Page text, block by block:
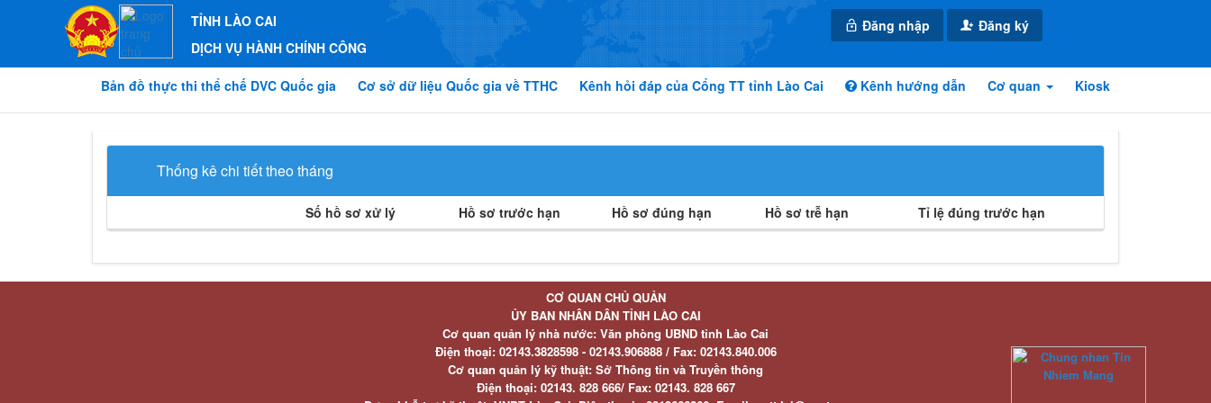
TỈNH LÀO CAI
DỊCH VỤ HÀNH CHÍNH CÔNG
Đăng nhập Đăng ký
Bản đồ thực thi thể chế DVC Quốc gia Cơ sở dữ liệu Quốc gia về TTHC Kênh hỏi đáp của Cổng TT tỉnh Lào Cai Kênh hướng dẫn Cơ quan Kiosk
Thống kê chi tiết theo tháng
Số hồ sơ xử lý Hồ sơ trước hạn Hồ sơ đúng hạn Hồ sơ trễ hạn Tỉ lệ đúng trước hạn
CƠ QUAN CHỦ QUẢN
ỦY BAN NHÂN DÂN TỈNH LÀO CAI
Cơ quan quản lý nhà nước: Văn phòng UBND tỉnh Lào Cai
Điện thoại:02143.3828598 - 02143.906888 / Fax:02143.840.006
Cơ quan quản lý kỹ thuật: Sở Thông tin và Truyền thông
Điện thoại:02143. 828 666/ Fax:02143. 828 667